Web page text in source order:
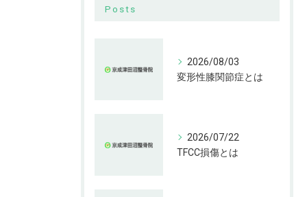
Posts
2026/08/03
変形性膝関節症とは
2026/07/22
TFCC損傷とは